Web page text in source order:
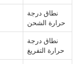
نطاق درجة
حرارة الشحن
نطاق درجة
حرارة التفريغ